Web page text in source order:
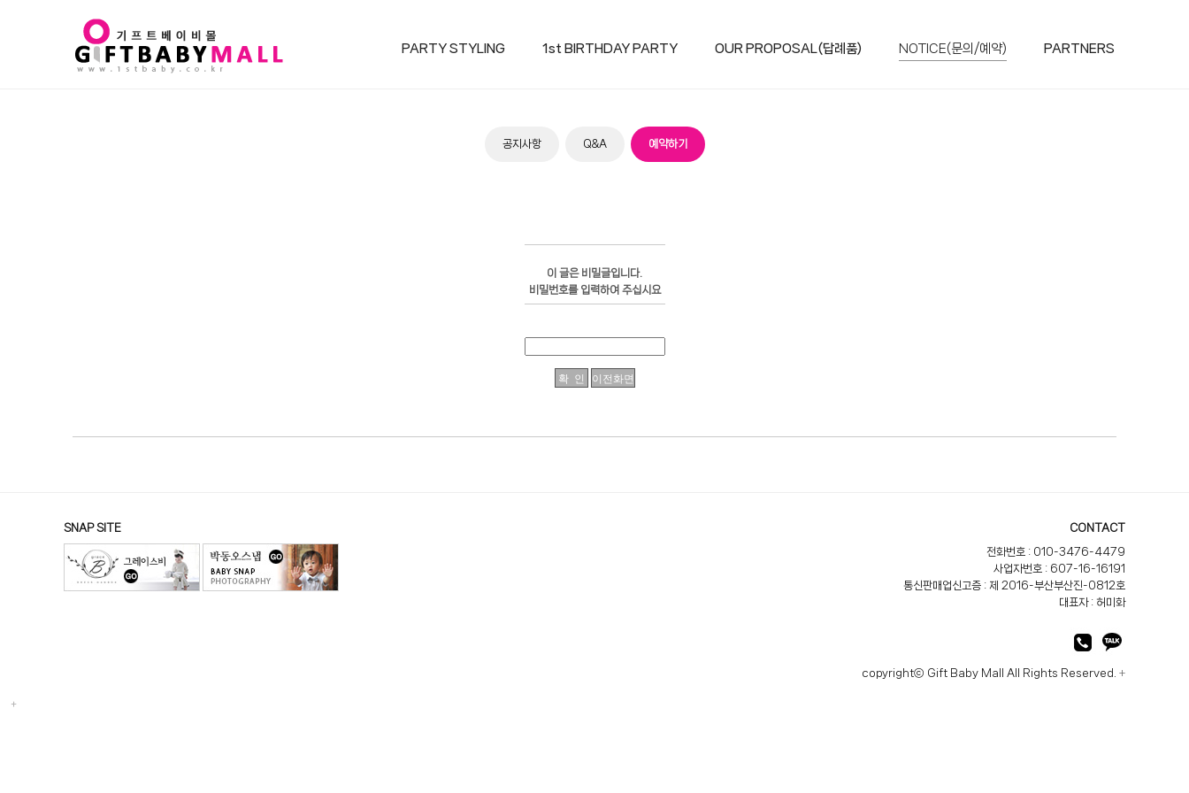
PARTY STYLING 1st BIRTHDAY PARTY OUR PROPOSAL(답례품) NOTICE(문의/예약) PARTNERS
Promotion
공지사항 Q&A 예약하기
이 글은 비밀글입니다.
비밀번호를 입력하여 주십시요
SNAP SITE CONTACT
전화번호 : 010-3476-4479
사업자번호 : 607-16-16191
통신판매업신고증 : 제 2016-부산부산진-0812호
대표자 : 허미화
copyrightⓒ Gift Baby Mall All Rights Reserved. +